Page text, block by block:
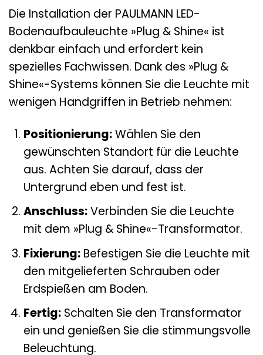
Die Installation der PAULMANN LED-
Bodenaufbauleuchte »Plug & Shine« ist
denkbar einfach und erfordert kein
spezielles Fachwissen. Dank des »Plug &
Shine«-Systems können Sie die Leuchte mit
wenigen Handgriffen in Betrieb nehmen:
Positionierung:Wählen Sie den
gewünschten Standort für die Leuchte
aus. Achten Sie darauf, dass der
Untergrund eben und fest ist.
Anschluss:Verbinden Sie die Leuchte
mit dem »Plug & Shine«-Transformator.
Fixierung:Befestigen Sie die Leuchte mit
den mitgelieferten Schrauben oder
Erdspießen am Boden.
Fertig:Schalten Sie den Transformator
ein und genießen Sie die stimmungsvolle
Beleuchtung.